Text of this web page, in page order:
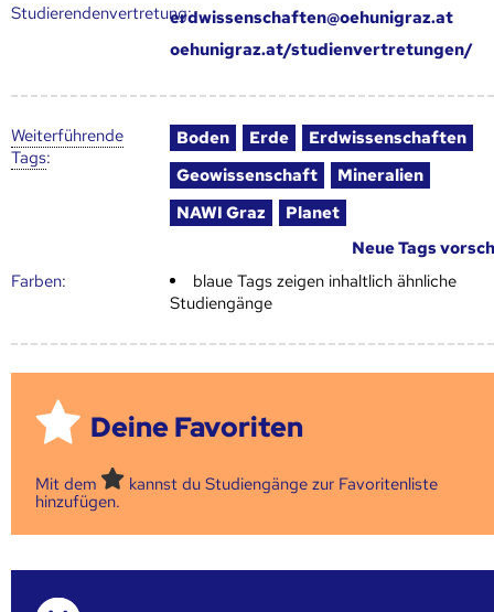
Studierendenvertretung:erdwissenschaften@oehunigraz.at
oehunigraz.at/studienvertretungen/
Weiter­führende
Tags:
Boden Erde
Erdwissenschaften
Geowissenschaft
Mineralien
NAWI Graz
Planet
Neue Tags
Farben:
blaue Tags zeigen inhaltlich ähnliche
Studiengänge
Deine Favoriten
Mit dem
kannst du Studiengänge zur Favoritenliste
hinzufügen.